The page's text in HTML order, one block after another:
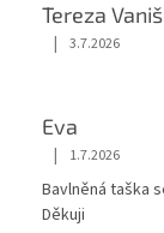
Tereza
Hodnocení
| 3.7.2026
Eva
Hodnocení
| 1.7.2026
Bavlněná taška
Děkuji